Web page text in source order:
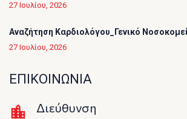
27 Ιουλίου, 2026
Αναζήτηση Καρδιολόγου_Γενικό
27 Ιουλίου, 2026
ΕΠΙΚΟΙΝΩΝΙΑ
Διεύθυνση